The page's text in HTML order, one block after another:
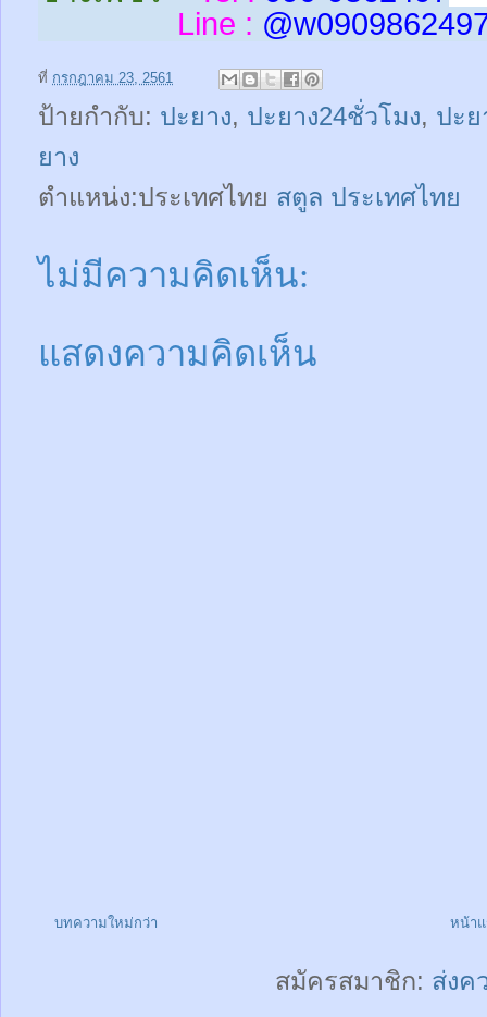
Line : @w
ที่ กรกฎาคม 23, 2561
ป้ายกำกับ: ปะยาง, ปะยาง24ชั่วโมง, ปะ
ยาง
ตำแหน่ง:ประเทศไทย สตูล ประเทศไทย
ไม่มีความคิดเห็น:
แสดงความคิดเห็น
บทความใหม่กว่า หน้า
สมัครสมาชิก: ส่งค